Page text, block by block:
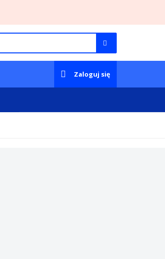
Zaloguj się